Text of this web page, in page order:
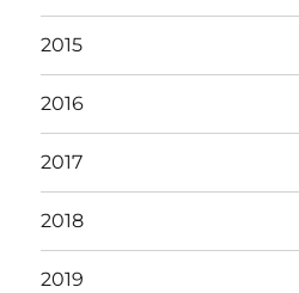
2015
2016
2017
2018
2019